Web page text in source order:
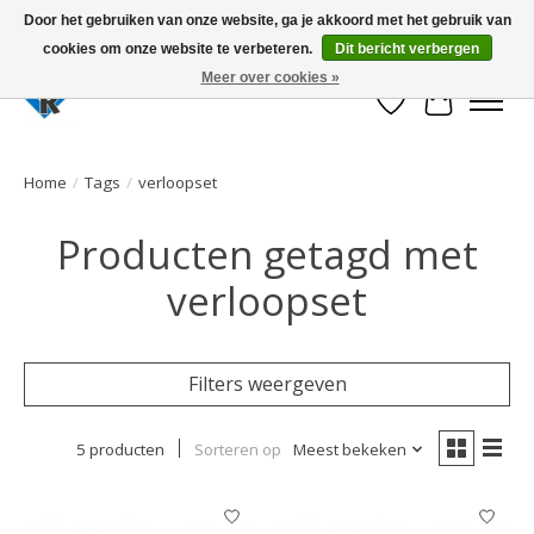
Large selection of products and fast shipping!
Verlanglijst
Home / Tags / verloopset
Producten getagd met
verloopset
Filters weergeven
5 producten Sorteren op Meest bekeken
Door het gebruiken van onze website, ga je akkoord met het gebruik van
cookies om onze website te verbeteren.
Dit bericht verbergen
Meer over cookies »